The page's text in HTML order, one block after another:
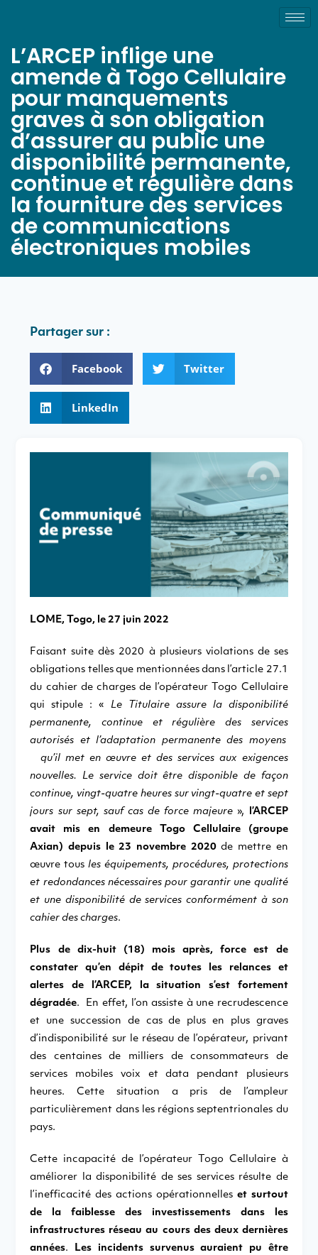
L’ARCEP inflige une
amende à Togo Cellulaire
pour manquements
graves à son obligation
d’assurer au public une
disponibilité permanente,
continue et régulière dans
la fourniture des services
de communications
électroniques mobiles
Partager sur :
Facebook Twitter
LinkedIn
LOME, Togo, le 27 juin 2022
Faisant suite dès 2020 à plusieurs violations de ses
obligations telles que mentionnées dans l’article 27.1
du cahier de charges de l’opérateur Togo Cellulaire
qui stipule : « Le Titulaire assure la disponibilité
permanente, continue et régulière des services
autorisés et l’adaptation permanente des moyens
qu’il met en œuvre et des services aux exigences
nouvelles. Le service doit être disponible de façon
continue, vingt-quatre heures sur vingt-quatre et sept
jours sur sept, sauf cas de force majeure», l’ARCEP
avait mis en demeure Togo Cellulaire (groupe
Axian)depuis le 23 novembre 2020de mettre en
œuvre tousles équipements, procédures, protections
et redondances nécessaires pour garantir une qualité
et une disponibilité de services conformément à son
cahier des charges.
Plus de dix-huit (18) mois après, force est de
constater qu’en dépit de toutes les relances et
alertes de l’ARCEP, la situation s’est fortement
dégradée. En effet, l’on assiste à une recrudescence
et une succession de cas de plus en plus graves
d’indisponibilité sur le réseau de l’opérateur, privant
des centaines de milliers de consommateurs de
services mobiles voix et data pendant plusieurs
heures. Cette situation a pris de l’ampleur
particulièrement dans les régions septentrionales du
pays.
Cette incapacité de l’opérateur Togo Cellulaire à
améliorer la disponibilité de ses services résulte de
l’inefficacité des actions opérationnelles et surtout
de la faiblesse des investissements dans les
infrastructures réseau au cours des deux dernières
années. Les incidents survenus auraient pu être